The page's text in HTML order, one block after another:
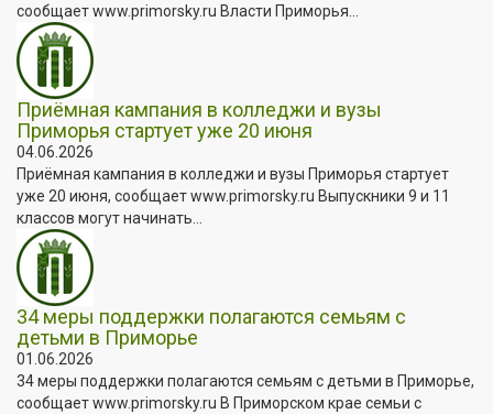
сообщает www.primorsky.ru Власти Приморья...
Приёмная кампания в колледжи и вузы
Приморья стартует уже 20 июня
04.06.2026
Приёмная кампания в колледжи и вузы Приморья стартует
уже 20 июня, сообщает www.primorsky.ru Выпускники 9 и 11
классов могут начинать...
34 меры поддержки полагаются семьям с
детьми в Приморье
01.06.2026
34 меры поддержки полагаются семьям с детьми в Приморье,
сообщает www.primorsky.ru В Приморском крае семьи с